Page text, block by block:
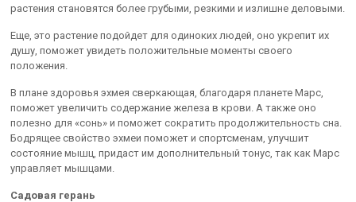
растения становятся более грубыми, резкими и излишне деловыми.
Еще, это растение подойдет для одиноких людей, оно укрепит их
душу, поможет увидеть положительные моменты своего
положения.
В плане здоровья эхмея сверкающая, благодаря планете Марс,
поможет увеличить содержание железа в крови. А также оно
полезно для «сонь» и поможет сократить продолжительность сна.
Бодрящее свойство эхмеи поможет и спортсменам, улучшит
состояние мышц, придаст им дополнительный тонус, так как Марс
управляет мышцами.
Садовая герань